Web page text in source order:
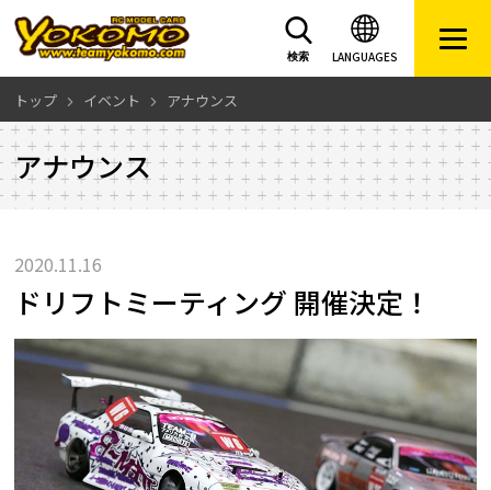
LANGUAGES
検索
トップ イベント アナウンス
アナウンス
2020.11.16
ドリフトミーティング 開催決定！